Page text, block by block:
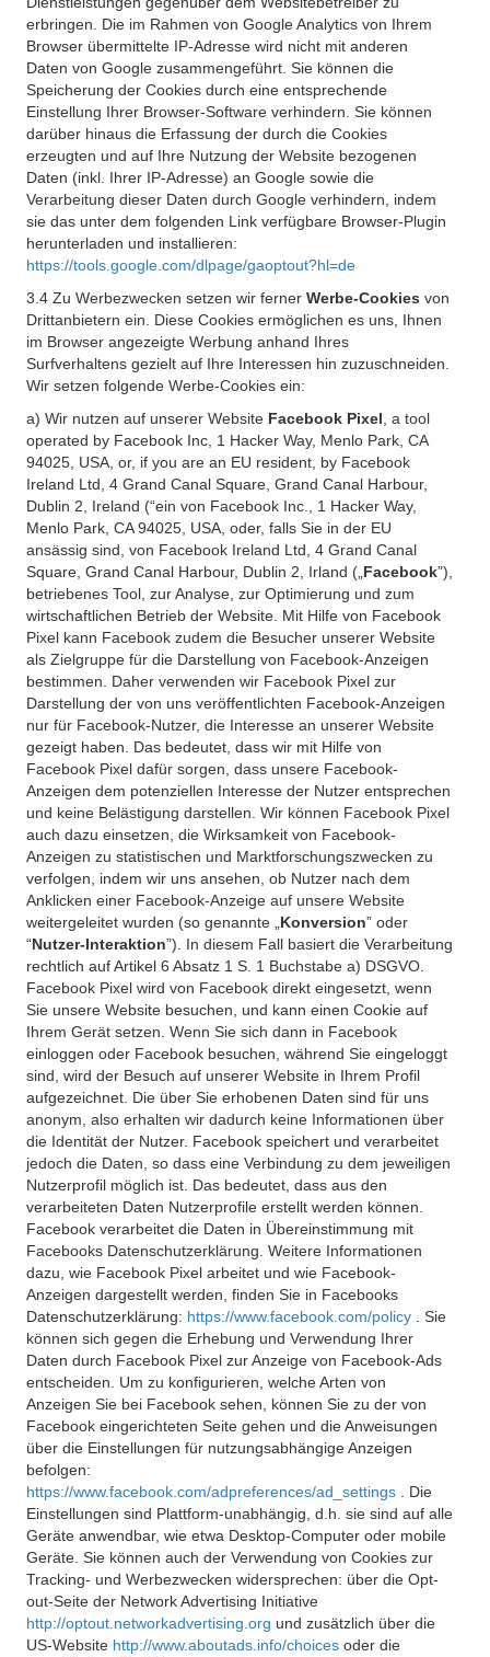
erbringen. Die im Rahmen von Google Analytics von Ihrem
Browser übermittelte IP-Adresse wird nicht mit anderen
Daten von Google zusammengeführt. Sie können die
Speicherung der Cookies durch eine entsprechende
Einstellung Ihrer Browser-Software verhindern. Sie können
darüber hinaus die Erfassung der durch die Cookies
erzeugten und auf Ihre Nutzung der Website bezogenen
Daten (inkl. Ihrer IP-Adresse) an Google sowie die
Verarbeitung dieser Daten durch Google verhindern, indem
sie das unter dem folgenden Link verfügbare Browser-Plugin
herunterladen und installieren:
https://tools.google.com/dlpage/gaoptout?hl=de
3.4 Zu Werbezwecken setzen wir ferner Werbe-Cookies von
Drittanbietern ein. Diese Cookies ermöglichen es uns, Ihnen
im Browser angezeigte Werbung anhand Ihres
Surfverhaltens gezielt auf Ihre Interessen hin zuzuschneiden.
Wir setzen folgende Werbe-Cookies ein:
a) Wir nutzen auf unserer Website Facebook Pixel , a tool
operated by Facebook Inc, 1 Hacker Way, Menlo Park, CA
94025, USA, or, if you are an EU resident, by Facebook
Ireland Ltd, 4 Grand Canal Square, Grand Canal Harbour,
Dublin 2, Ireland (“ein von Facebook Inc., 1 Hacker Way,
Menlo Park, CA 94025, USA, oder, falls Sie in der EU
ansässig sind, von Facebook Ireland Ltd, 4 Grand Canal
Square, Grand Canal Harbour, Dublin 2, Irland („ Facebook”),
betriebenes Tool, zur Analyse, zur Optimierung und zum
wirtschaftlichen Betrieb der Website. Mit Hilfe von Facebook
Pixel kann Facebook zudem die Besucher unserer Website
als Zielgruppe für die Darstellung von Facebook-Anzeigen
bestimmen. Daher verwenden wir Facebook Pixel zur
Darstellung der von uns veröffentlichten Facebook-Anzeigen
nur für Facebook-Nutzer, die Interesse an unserer Website
gezeigt haben. Das bedeutet, dass wir mit Hilfe von
Facebook Pixel dafür sorgen, dass unsere Facebook-
Anzeigen dem potenziellen Interesse der Nutzer entsprechen
und keine Belästigung darstellen. Wir können Facebook Pixel
auch dazu einsetzen, die Wirksamkeit von Facebook-
Anzeigen zu statistischen und Marktforschungszwecken zu
verfolgen, indem wir uns ansehen, ob Nutzer nach dem
Anklicken einer Facebook-Anzeige auf unsere Website
weitergeleitet wurden (so genannte „ Konversion” oder
“Nutzer-Interaktion”). In diesem Fall basiert die Verarbeitung
rechtlich auf Artikel 6 Absatz 1 S. 1 Buchstabe a) DSGVO.
Facebook Pixel wird von Facebook direkt eingesetzt, wenn
Sie unsere Website besuchen, und kann einen Cookie auf
Ihrem Gerät setzen. Wenn Sie sich dann in Facebook
einloggen oder Facebook besuchen, während Sie eingeloggt
sind, wird der Besuch auf unserer Website in Ihrem Profil
aufgezeichnet. Die über Sie erhobenen Daten sind für uns
anonym, also erhalten wir dadurch keine Informationen über
die Identität der Nutzer. Facebook speichert und verarbeitet
jedoch die Daten, so dass eine Verbindung zu dem jeweiligen
Nutzerprofil möglich ist. Das bedeutet, dass aus den
verarbeiteten Daten Nutzerprofile erstellt werden können.
Facebook verarbeitet die Daten in Übereinstimmung mit
Facebooks Datenschutzerklärung. Weitere Informationen
dazu, wie Facebook Pixel arbeitet und wie Facebook-
Anzeigen dargestellt werden, finden Sie in Facebooks
Datenschutzerklärung: https://www.facebook.com/policy
. Sie
können sich gegen die Erhebung und Verwendung Ihrer
Daten durch Facebook Pixel zur Anzeige von Facebook-Ads
entscheiden. Um zu konfigurieren, welche Arten von
Anzeigen Sie bei Facebook sehen, können Sie zu der von
Facebook eingerichteten Seite gehen und die Anweisungen
über die Einstellungen für nutzungsabhängige Anzeigen
befolgen:
https://www.facebook.com/adpreferences/ad_settings
. Die
Einstellungen sind Plattform-unabhängig, d.h. sie sind auf alle
Geräte anwendbar, wie etwa Desktop-Computer oder mobile
Geräte. Sie können auch der Verwendung von Cookies zur
Tracking- und Werbezwecken widersprechen: über die Opt-
out-Seite der Network Advertising Initiative
http://optout.networkadvertising.org und zusätzlich über die
US-Website http://www.aboutads.info/choices oder die